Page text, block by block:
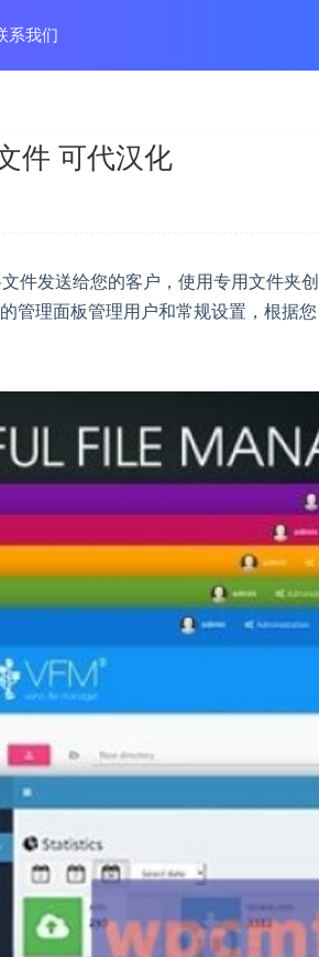
系我们
件 可代汉化
件发送给您的客户，使用专用文件夹创
管理面板管理用户和常规设置，根据您